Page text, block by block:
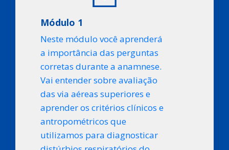
Módulo 1
Neste módulo você aprenderá
a importância das perguntas
corretas durante a anamnese.
Vai entender sobre avaliação
das via aéreas superiores e
aprender os critérios clínicos e
antropométricos que
utilizamos para diagnosticar